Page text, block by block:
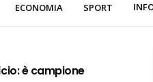
ECONOMIA SPORT
è campione